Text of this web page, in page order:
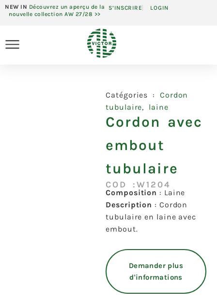
NEW IN Découvrez un aperçu de la
nouvelle collection AW 27/28 >>
S’INSCRIRE LOGIN
Catégories : Cordon
tubulaire, laine
Cordon avec
embout
tubulaire
COD :W1204
Composition : Laine
Description : Cordon
tubulaire en laine avec
embout.
Demander plus
d'informations